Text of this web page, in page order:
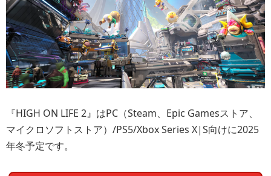
『HIGH ON LIFE 2』はPC（Steam、Epic Gamesストア、
マイクロソフトストア）/PS5/Xbox Series X|S向けに2025
年冬予定です。